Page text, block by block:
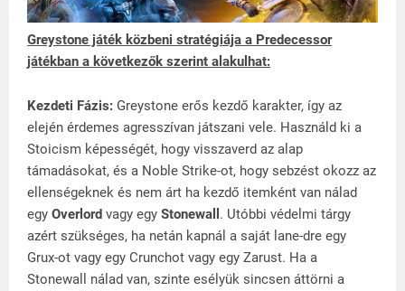
Greystone játék közbeni stratégiája a Predecessor
játékban a következők szerint alakulhat:
Kezdeti Fázis: Greystone erős kezdő karakter, így az
elején érdemes agresszívan játszani vele. Használd ki a
Stoicism képességét, hogy visszaverd az alap
támadásokat, és a Noble Strike-ot, hogy sebzést okozz az
ellenségeknek és nem árt ha kezdő itemként van nálad
egy Overlord vagy egy Stonewall . Utóbbi védelmi tárgy
azért szükséges, ha netán kapnál a saját lane-dre egy
Grux-ot vagy egy Crunchot vagy egy Zarust. Ha a
Stonewall nálad van, szinte esélyük sincsen áttörni a